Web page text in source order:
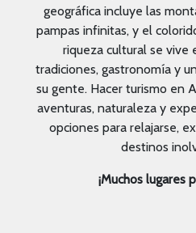
geográfica incluye las
pampas infinitas, y el
riqueza cultural se vive
tradiciones, gastronomía y
su gente. Hacer turismo en
aventuras, naturaleza y
opciones para relajarse,
destinos
¡Muchos lugares